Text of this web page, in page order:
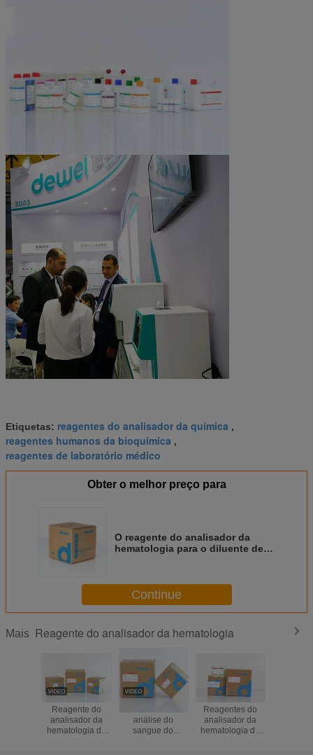
Etiquetas: reagentes do analisador da química ,
reagentes humanos da bioquímica ,
reagentes de laboratório médico
Obter o melhor preço para
O reagente do analisador da
hematologia para o diluente de
Continue
Mais Reagente do analisador da hematologia
Reagente do
analisador da
hematologia do
análise do
sangue do
Reagentes do
analisador da
hematologia de